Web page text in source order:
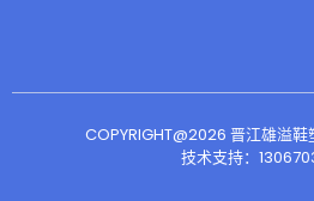
COPYRIGHT@2026 晋江雄溢
技术支持：